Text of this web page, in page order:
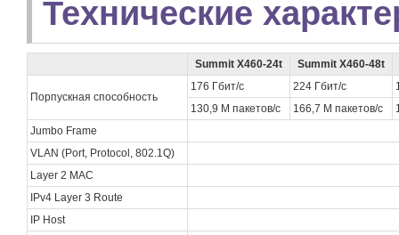
Технические
Summit X460-24t Summit X460-48t
Порпускная способность
176 Гбит/с 224 Гбит/с
130,9 М пакетов/с
166,7 М пакетов/с
Jumbo Frame
VLAN (Port, Protocol, 802.1Q)
Layer 2 MAC
IPv4 Layer 3 Route
IP Host